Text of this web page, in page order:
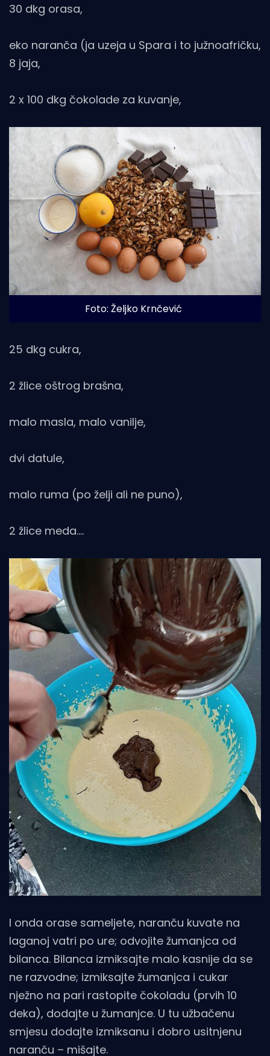
30 dkg orasa,
eko naranča (ja uzeja u Spara i to južnoafričku,
8 jaja,
2 x 100 dkg čokolade za kuvanje,
Foto: Željko Krnčević
25 dkg cukra,
2 žlice oštrog brašna,
malo masla, malo vanilje,
dvi datule,
malo ruma (po želji ali ne puno),
2 žlice meda….
I onda orase sameljete, naranču kuvate na
laganoj vatri po ure; odvojite žumanjca od
bilanca. Bilanca izmiksajte malo kasnije da se
ne razvodne; izmiksajte žumanjca i cukar
nježno na pari rastopite čokoladu (prvih 10
deka), dodajte u žumanjce. U tu užbačenu
smjesu dodajte izmiksanu i dobro usitnjenu
naranču – mišajte.